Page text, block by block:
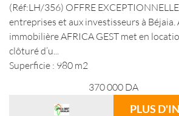
(Réf:LH/356) OFFRE
entreprises et aux investisseurs à Béjaia.
immobilière AFRICA GEST met en
clôturé d’u...
Superficie : 980 m2
370 000 DA
PLUS